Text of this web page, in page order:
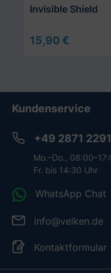
Invisible Shield
15,90 €
Kundenservice
+49 2871
Mo.–Do.,
Fr. bis 14:30 Uhr
WhatsApp Chat
info@velken.de
Kontaktformular